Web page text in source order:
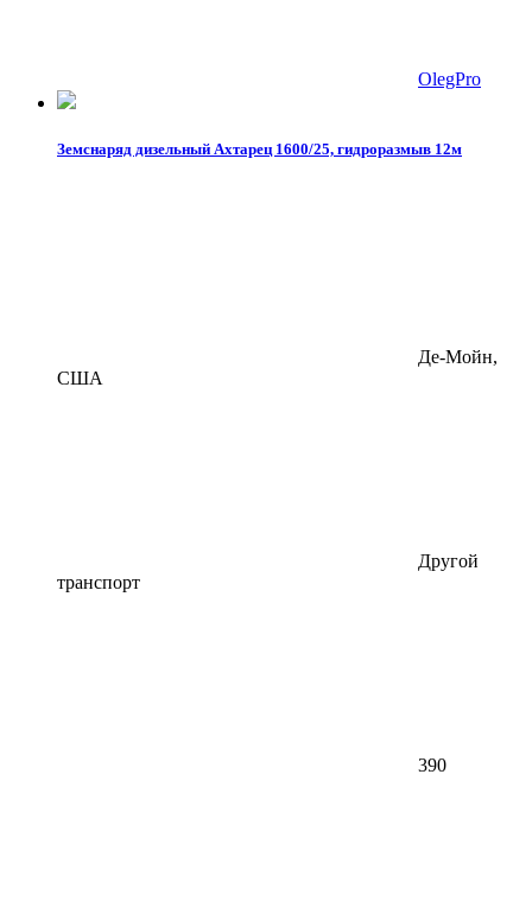
OlegPro
Земснаряд дизельный Ахтарец 1600/25, гидроразмыв 12м
Де-Мойн,
США
Другой
транспорт
390